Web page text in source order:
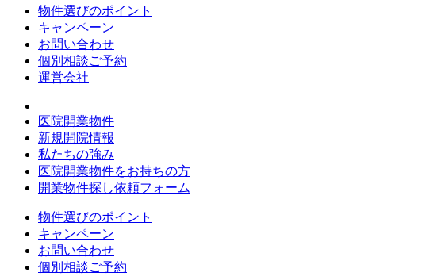
物件選びのポイント
キャンペーン
お問い合わせ
個別相談ご予約
運営会社
医院開業物件
新規開院情報
私たちの強み
医院開業物件をお持ちの方
開業物件探し依頼フォーム
物件選びのポイント
キャンペーン
お問い合わせ
個別相談ご予約